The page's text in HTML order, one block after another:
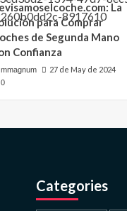
La
para Comprar
de Segunda Mano
Confianza
mmagnum 27 de May de 2024
0
Categories